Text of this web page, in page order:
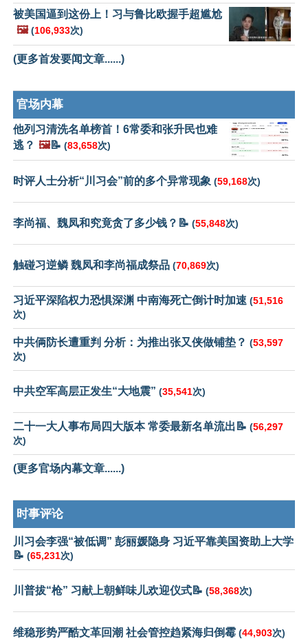
被美国逼到这份上！习与鲁比欧握手超尴尬
🖼️ (106,933次)
(更多首发要闻文章......)
官场内幕
他列习清洗名单榜首！6常委和张升民也难
逃？ 🖼️📝 (83,658次)
时评人士分析“川习会”前的多个异常现象 (59,168次)
李尚福、魏凤和究竟贪了多少钱？📝 (55,848次)
触碰习逆鳞 魏凤和李尚福成祭品 (70,869次)
习近平深陷权力恐惧深渊 中南海死亡倒计时加速 (51,516
次)
中共俩防长遭重判 分析：为推出张又侠做铺垫？ (53,597
次)
中共空军高层正发生“大地震” (35,541次)
二十一大人事布局四大版本 常委最新名单流出📝 (56,297
次)
(更多官场内幕文章......)
时事评论
川习会李强“被低调” 彭丽媛隐身 习近平靠美国资助上大学
📝 (65,231次)
川普拔“枪” 习献上朝鲜味儿欢迎仪式📝 (58,368次)
维稳形势严酷文革回潮 社会管控趋紧海归倒霉 (44,903次)